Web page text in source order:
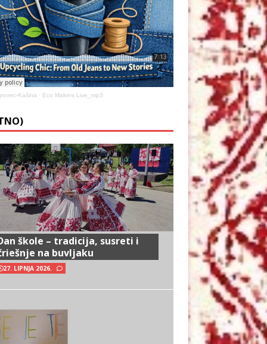
Kašina · Eco Makers Live_mp3
škole – tradicija, susreti i
na buvljaku
27. LIPNJA 2026.